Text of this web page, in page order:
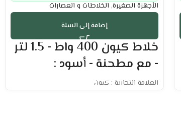
الأجهزة الصغيرة, الخلاطات و العصارات
إضافة إلى السلة
خلاط كيون 400 واط - 1.5 لتر
- مع مطحنة - أسود :
العلامة التجارية : كيون